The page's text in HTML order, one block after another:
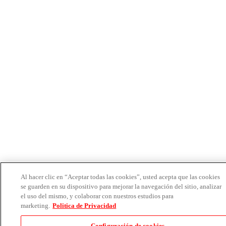
Al hacer clic en “Aceptar todas las cookies”, usted acepta que las cookies
se guarden en su dispositivo para mejorar la navegación del sitio, analizar
el uso del mismo, y colaborar con nuestros estudios para
marketing. Politica de Privacidad